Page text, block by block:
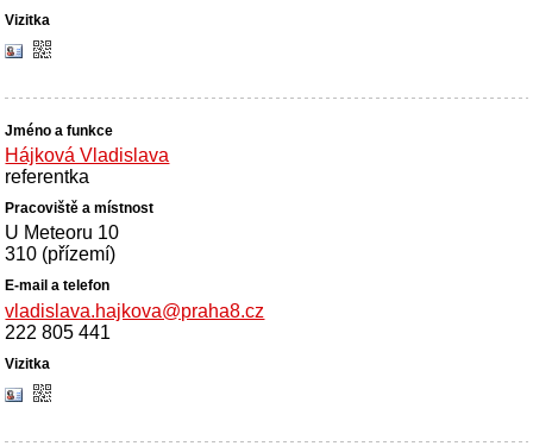
Hájková Vladislava
referentka
U Meteoru 10
310 (přízemí)
vladislava.hajkova@praha8.cz
222 805 441